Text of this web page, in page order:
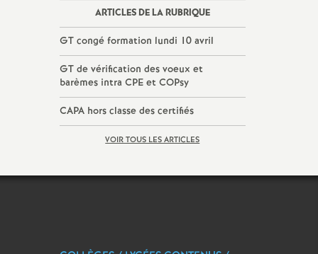
ARTICLES DE LA RUBRIQUE
GT congé formation lundi 10 avril
GT de vérification des voeux et
barèmes intra CPE et COPsy
CAPA hors classe des certifiés
VOIR TOUS LES ARTICLES